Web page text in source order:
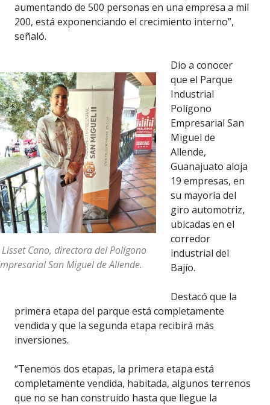
aumentando de 500 personas en una empresa a mil
200, está exponenciando el crecimiento interno”,
señaló.
Lisset Cano, directora del Polígono
San Miguel de Allende.
Dio a conocer
que el Parque
Industrial
Polígono
Empresarial San
Miguel de
Allende,
Guanajuato aloja
19 empresas, en
su mayoría del
giro automotriz,
ubicadas en el
corredor
industrial del
Bajío.
Destacó que la
primera etapa del parque está completamente
vendida y que la segunda etapa recibirá más
inversiones.
“Tenemos dos etapas, la primera etapa está
completamente vendida, habitada, algunos terrenos
que no se han construido hasta que llegue la